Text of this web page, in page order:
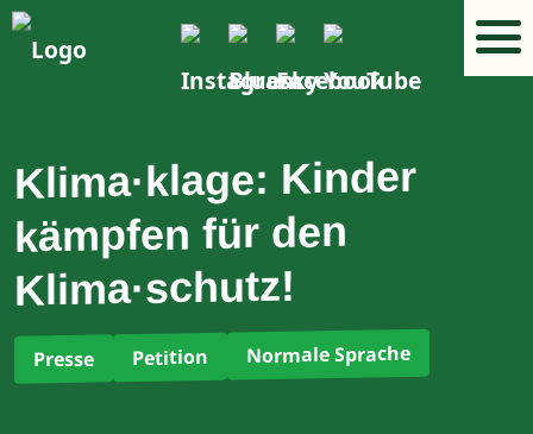
Klima·klage: Kinder
kämpfen für den
Klima·schutz!
Presse Petition Normale Sprache